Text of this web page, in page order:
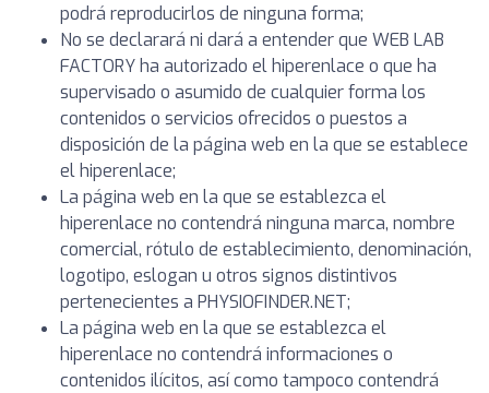
podrá reproducirlos de ninguna forma;
No se declarará ni dará a entender que WEB LAB
FACTORY ha autorizado el hiperenlace o que ha
supervisado o asumido de cualquier forma los
contenidos o servicios ofrecidos o puestos a
disposición de la página web en la que se establece
el hiperenlace;
La página web en la que se establezca el
hiperenlace no contendrá ninguna marca, nombre
comercial, rótulo de establecimiento, denominación,
logotipo, eslogan u otros signos distintivos
pertenecientes a PHYSIOFINDER.NET;
La página web en la que se establezca el
hiperenlace no contendrá informaciones o
contenidos ilícitos, así como tampoco contendrá